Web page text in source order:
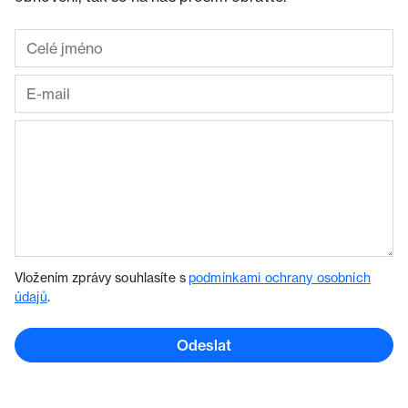
Vložením zprávy souhlasíte spodmínkami ochrany osobních
údajů.
Odeslat